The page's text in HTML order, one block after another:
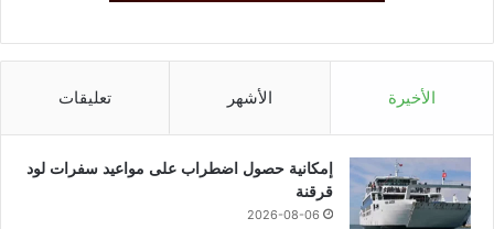
الأخيرة الأشهر تعليقات
إمكانية حصول اضطراب على مواعيد سفرات لود
قرقنة
2026-08-06